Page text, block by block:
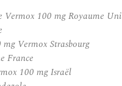
Vermox 100 mg Royaume Uni
Vermox Strasbourg
France
100 mg Israël